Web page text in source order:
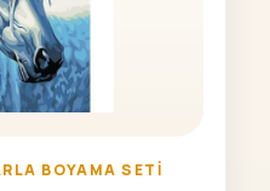
BOYAMA SETI